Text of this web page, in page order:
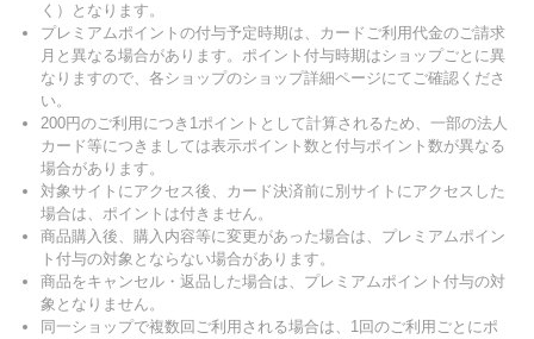
く）となります。
プレミアムポイントの付与予定時期は、カードご利用代金のご請求
月と異なる場合があります。ポイント付与時期はショップごとに異
なりますので、各ショップのショップ詳細ページにてご確認くださ
い。
200円のご利用につき1ポイントとして計算されるため、一部の法人
カード等につきましては表示ポイント数と付与ポイント数が異なる
場合があります。
対象サイトにアクセス後、カード決済前に別サイトにアクセスした
場合は、ポイントは付きません。
商品購入後、購入内容等に変更があった場合は、プレミアムポイン
ト付与の対象とならない場合があります。
商品をキャンセル・返品した場合は、プレミアムポイント付与の対
象となりません。
同一ショップで複数回ご利用される場合は、1回のご利用ごとにポ